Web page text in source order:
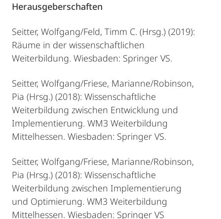
Herausgeberschaften
Seitter, Wolfgang/Feld, Timm C. (Hrsg.) (2019):
Räume in der wissenschaftlichen
Weiterbildung. Wiesbaden: Springer VS.
Seitter, Wolfgang/Friese, Marianne/Robinson,
Pia (Hrsg.) (2018): Wissenschaftliche
Weiterbildung zwischen Entwicklung und
Implementierung. WM3 Weiterbildung
Mittelhessen. Wiesbaden: Springer VS.
Seitter, Wolfgang/Friese, Marianne/Robinson,
Pia (Hrsg.) (2018): Wissenschaftliche
Weiterbildung zwischen Implementierung
und Optimierung. WM3 Weiterbildung
Mittelhessen. Wiesbaden: Springer VS